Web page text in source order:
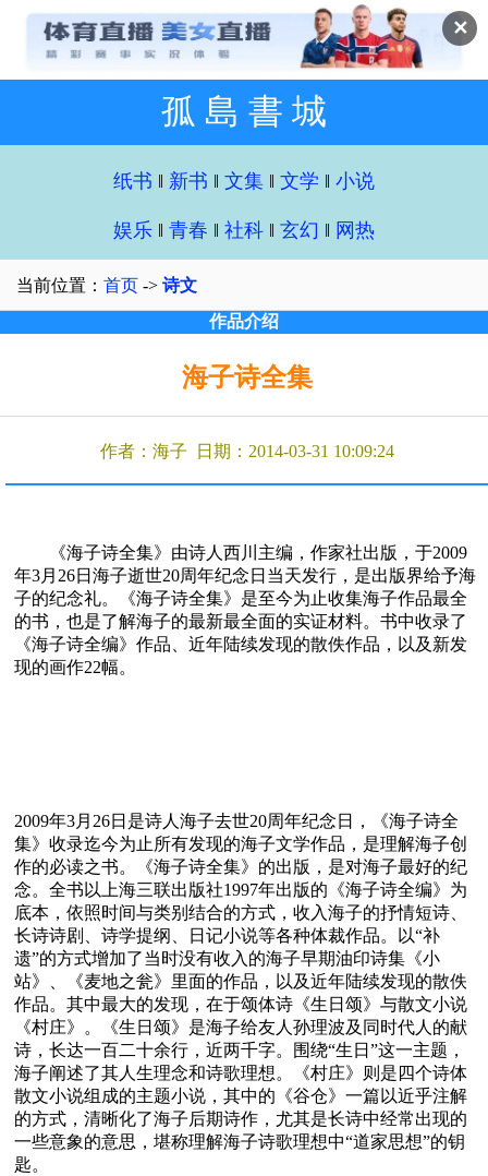
✕
孤 島 書 城
纸书 ‖ 新书 ‖ 文集 ‖ 文学 ‖ 小说
娱乐 ‖ 青春 ‖ 社科 ‖ 玄幻 ‖ 网热
当前位置： 首页 -> 诗文
作品介绍
海子诗全集
作者：海子 日期：2014-03-31 10:09:24
《海子诗全集》由诗人西川主编，作家社出版，于2009
年3月26日海子逝世20周年纪念日当天发行，是出版界给予海
子的纪念礼。《海子诗全集》是至今为止收集海子作品最全
的书，也是了解海子的最新最全面的实证材料。书中收录了
《海子诗全编》作品、近年陆续发现的散佚作品，以及新发
现的画作22幅。
2009年3月26日是诗人海子去世20周年纪念日，《海子诗全
集》收录迄今为止所有发现的海子文学作品，是理解海子创
作的必读之书。《海子诗全集》的出版，是对海子最好的纪
念。全书以上海三联出版社1997年出版的《海子诗全编》为
底本，依照时间与类别结合的方式，收入海子的抒情短诗、
长诗诗剧、诗学提纲、日记小说等各种体裁作品。以“补
遗”的方式增加了当时没有收入的海子早期油印诗集《小
站》、《麦地之瓮》里面的作品，以及近年陆续发现的散佚
作品。其中最大的发现，在于颂体诗《生日颂》与散文小说
《村庄》。《生日颂》是海子给友人孙理波及同时代人的献
诗，长达一百二十余行，近两千字。围绕“生日”这一主题，
海子阐述了其人生理念和诗歌理想。《村庄》则是四个诗体
散文小说组成的主题小说，其中的《谷仓》一篇以近乎注解
的方式，清晰化了海子后期诗作，尤其是长诗中经常出现的
一些意象的意思，堪称理解海子诗歌理想中“道家思想”的钥
匙。